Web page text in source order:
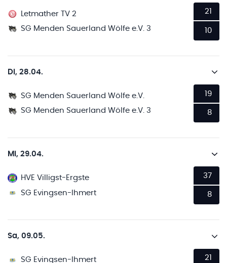
Letmather TV 2
SG Menden Sauerland Wölfe e.V. 3
21
10
Di, 28.04.
SG Menden Sauerland Wölfe e.V.
SG Menden Sauerland Wölfe e.V. 3
19
8
Mi, 29.04.
HVE Villigst-Ergste
SG Evingsen-Ihmert
37
8
Sa, 09.05.
SG Evingsen-Ihmert
21